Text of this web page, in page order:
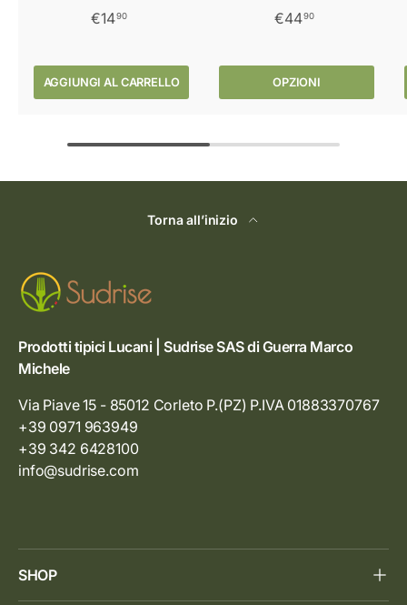
€1490
AGGIUNGI AL CARRELLO
€4490
OPZIONI
Torna all’inizio
Prodotti tipici Lucani | Sudrise SAS di Guerra Marco
Michele
Via Piave 15 - 85012 Corleto P.(PZ) P.IVA 01883370767
+39 0971 963949
+39 342 6428100
info@sudrise.com
SHOP